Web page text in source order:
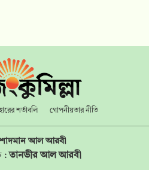
শর্তাবলি গোপনীয়তার নীতি
শাদমান আল আরবী
:তানভীর আল আরবী